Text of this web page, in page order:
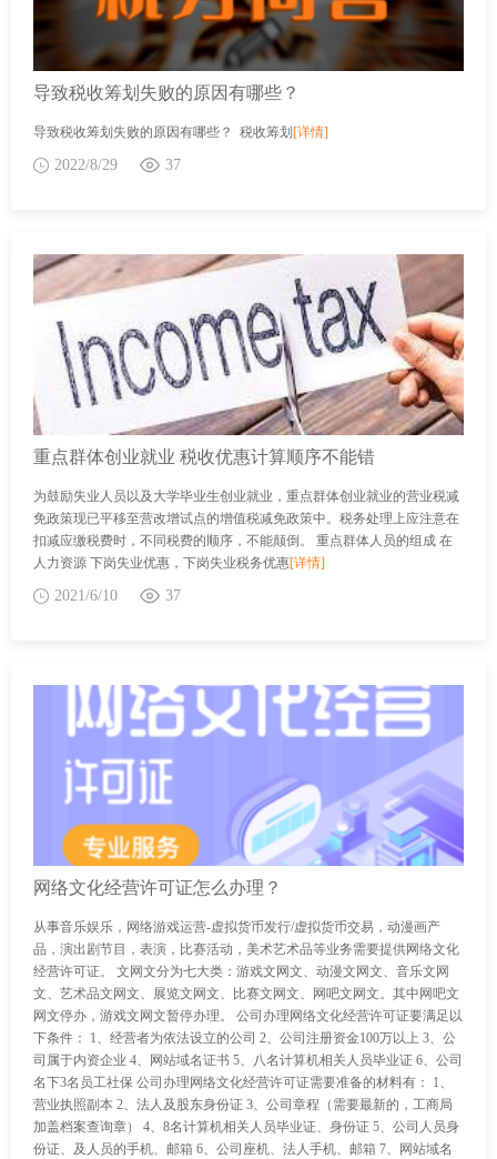
导致税收筹划失败的原因有哪些？
导致税收筹划失败的原因有哪些？ 税收筹划 [详情]
2022/8/29 37
重点群体创业就业 税收优惠计算顺序不能错
为鼓励失业人员以及大学毕业生创业就业，重点群体创业就业的营业税减
免政策现已平移至营改增试点的增值税减免政策中。税务处理上应注意在
扣减应缴税费时，不同税费的顺序，不能颠倒。 重点群体人员的组成 在
人力资源 下岗失业优惠，下岗失业税务优惠[详情]
2021/6/10 37
网络文化经营许可证怎么办理？
从事音乐娱乐，网络游戏运营-虚拟货币发行/虚拟货币交易，动漫画产
品，演出剧节目，表演，比赛活动，美术艺术品等业务需要提供网络文化
经营许可证。 文网文分为七大类：游戏文网文、动漫文网文、音乐文网
文、艺术品文网文、展览文网文、比赛文网文、网吧文网文。其中网吧文
网文停办，游戏文网文暂停办理。 公司办理网络文化经营许可证要满足以
下条件： 1、经营者为依法设立的公司 2、公司注册资金100万以上 3、公
司属于内资企业 4、网站域名证书 5、八名计算机相关人员毕业证 6、公司
名下3名员工社保 公司办理网络文化经营许可证需要准备的材料有： 1、
营业执照副本 2、法人及股东身份证 3、公司章程（需要最新的，工商局
加盖档案查询章） 4、8名计算机相关人员毕业证、身份证 5、公司人员身
份证、及人员的手机、邮箱 6、公司座机、法人手机、邮箱 7、网站域名